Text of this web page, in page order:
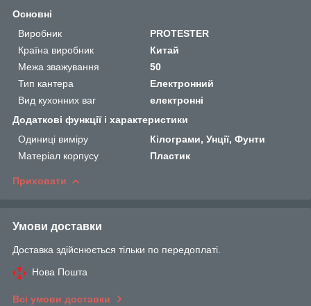
Основні
Виробник
PROTESTER
Країна виробник
Китай
Межа зважування
50
Тип кантера
Електронний
Вид кухонних ваг
електронні
Додаткові функції і характеристики
Одиниці виміру
Кілограми, Унції, Фунти
Матеріал корпусу
Пластик
Приховати
Умови доставки
Доставка здійснюється тільки по передоплаті.
Нова Пошта
Всі умови доставки